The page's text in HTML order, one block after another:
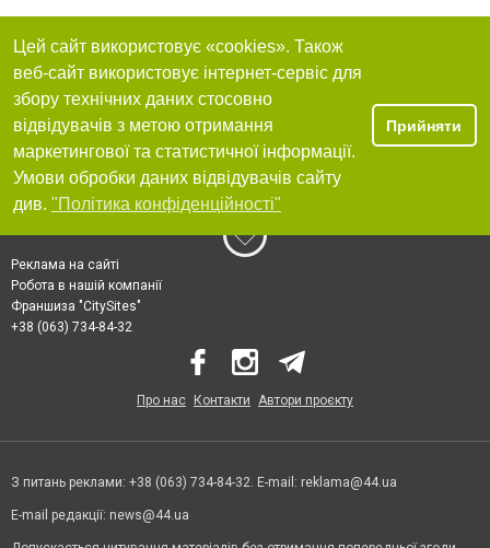
Цей сайт використовує «cookies». Також
веб-сайт використовує інтернет-сервіс для
збору технічних даних стосовно
відвідувачів з метою отримання
маркетингової та статистичної інформації.
Умови обробки даних відвідувачів сайту
див. "Політика конфіденційності"
Прийняти
Реклама на сайті
Робота в нашій компанії
Франшиза "CitySites"
+38 (063) 734-84-32
Про нас Контакти Автори проєкту
З питань реклами: +38 (063) 734-84-32. E-mail: reklama@44.ua
E-mail редакції: news@44.ua